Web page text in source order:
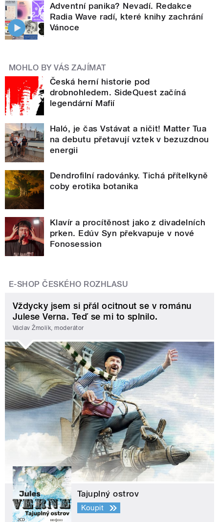
Adventní panika? Nevadí. Redakce
Radia Wave radí, které knihy zachrání
Vánoce
MOHLO BY VÁS ZAJÍMAT
Česká herní historie pod
drobnohledem. SideQuest začíná
legendární Mafií
Haló, je čas Vstávat a ničit! Matter Tua
na debutu přetavují vztek v bezuzdnou
energii
Dendrofilní radovánky. Tichá přítelkyně
coby erotika botanika
Klavír a procítěnost jako z divadelních
prken. Edúv Syn překvapuje v nové
Fonosession
E-SHOP ČESKÉHO ROZHLASU
Vždycky jsem si přál ocitnout se v románu
Julese Verna. Teď se mi to splnilo.
Václav Žmolík, moderátor
Tajuplný ostrov
Koupit